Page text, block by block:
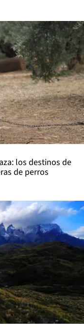
los destinos de
de perros